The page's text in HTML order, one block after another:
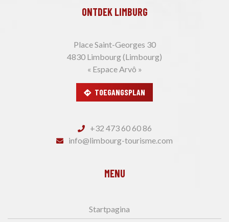
ONTDEK LIMBURG
Place Saint-Georges 30
4830 Limbourg (Limbourg)
« Espace Arvô »
TOEGANGSPLAN
+32 473 60 60 86
info@limbourg-tourisme.com
MENU
Startpagina